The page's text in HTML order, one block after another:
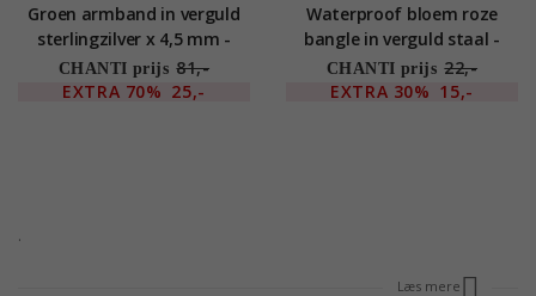
Groen armband in verguld
sterlingzilver x 4,5 mm -
Loom Stones
CHANTI prijs 81,-
EXTRA 70% 25,-
Waterproof bloem roze
bangle in verguld staal -
OCEANA
CHANTI prijs 22,-
EXTRA 30% 15,-
.
Læs mere